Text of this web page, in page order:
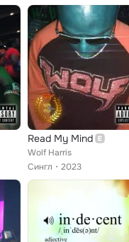
Read My Mind
Wolf Harris
Сингл
2023